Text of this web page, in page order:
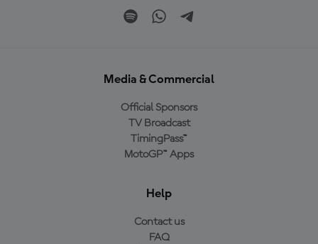
Media & Commercial
Official Sponsors
TV Broadcast
TimingPass™
MotoGP™ Apps
Help
Contact us
FAQ